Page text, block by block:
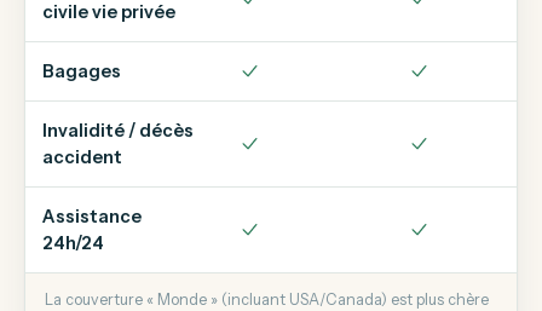
civile vie privée
Bagages
Invalidité / décès
accident
Assistance
24h/24
La couverture « Monde » (incluant USA/Canada) est plus chère